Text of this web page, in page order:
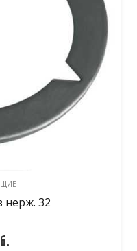
нерж. 32